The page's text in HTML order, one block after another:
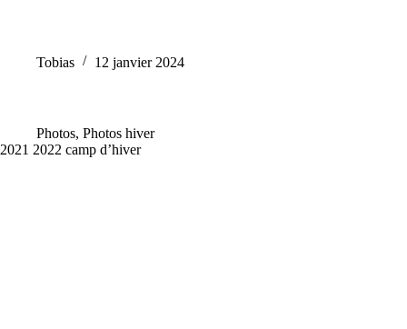
Tobias 12 janvier 2024
Photos, Photos hiver
2021 2022 camp d’hiver